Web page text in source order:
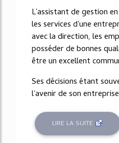
L'assistant de gestion
les services d'une
avec la direction, les
posséder de bonnes
être un excellent
Ses décisions étant
l'avenir de son
LIRE LA SUITE